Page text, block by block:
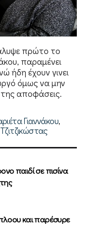
πρώτο το
παραμένει
ήδη έχουν γινει
όμως να μην
της αποφάσεις.
Γιαννάκου,
Τζιτζικώστας
παιδί σε πισίνα
και παρέσυρε